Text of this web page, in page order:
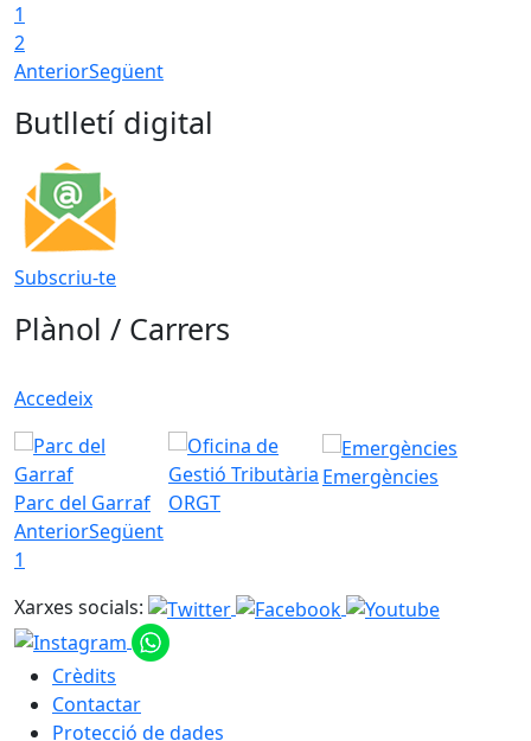
1
2
AnteriorSegüent
Butlletí digital
Subscriu-te
Plànol / Carrers
Accedeix
Parc del Garraf ORGT
Emergències
AnteriorSegüent
1
Xarxes socials:
Crèdits
Contactar
Protecció de dades